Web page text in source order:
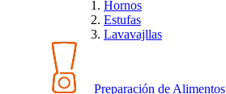
Hornos
Estufas
Lavavajllas
Preparación de Alimentos